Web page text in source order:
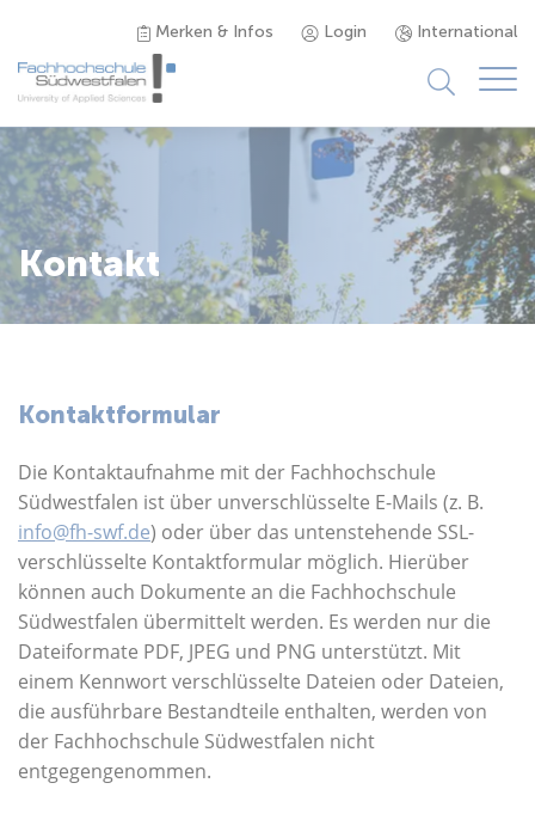
Merken & Infos Login International
Studieninteressierte
Studienangebot
Studierende
Karriere
Über uns
Kontakt
Kontaktformular
Die Kontaktaufnahme mit der Fachhochschule
Südwestfalen ist über unverschlüsselte E-Mails (z. B.
info@fh-swf.de) oder über das untenstehende SSL-
verschlüsselte Kontaktformular möglich. Hierüber
können auch Dokumente an die Fachhochschule
Südwestfalen übermittelt werden. Es werden nur die
Dateiformate PDF, JPEG und PNG unterstützt. Mit
einem Kennwort verschlüsselte Dateien oder Dateien,
die ausführbare Bestandteile enthalten, werden von
der Fachhochschule Südwestfalen nicht
entgegengenommen.